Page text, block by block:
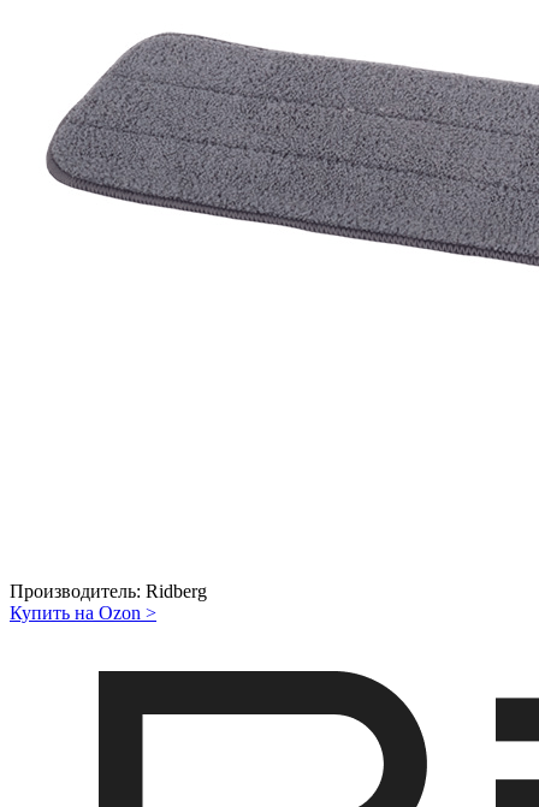
Производитель: Ridberg
Купить на Ozon >